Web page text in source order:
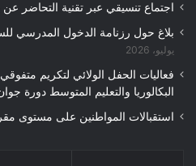
اجتماع تنسيقي عبر تقنية التحاضر عن
بلاغ حول رزنامة الدخول المدرسي للسنة
يوليو، 2026
فعاليات الحفل الولائي لتكريم
البكالوريا والتعليم المتوسط دورة جوان
استقبالات المواطنين على مستوى مقر